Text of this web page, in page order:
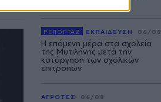
ΡΕΠΟΡΤΑΖ ΕΚΠΑΙΔΕΥΣΗ 06/08
Η επόμενη μέρα στα σχολεία
της Μυτιλήνης μετά την
κατάργηση των σχολικών
επιτροπών
ΑΓΡΟΤΕΣ 06/08